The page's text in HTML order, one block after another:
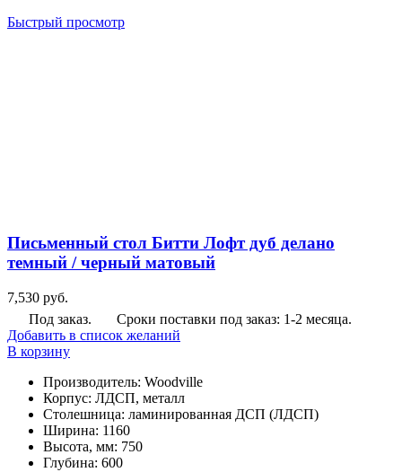
Быстрый просмотр
Письменный стол Битти Лофт дуб делано
темный / черный матовый
7,530 руб.
Под заказ.
Сроки поставки под заказ: 1-2 месяца.
Добавить в список желаний
В корзину
Производитель: Woodville
Корпус: ЛДСП, металл
Столешница: ламинированная ДСП (ЛДСП)
Ширина: 1160
Высота, мм: 750
Глубина: 600